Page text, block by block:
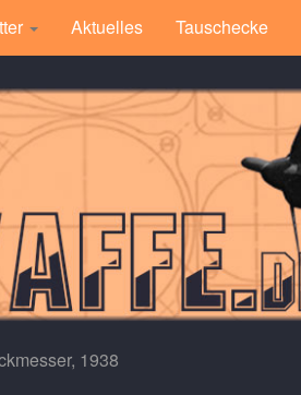
Aktuelles Tauschecke
1938